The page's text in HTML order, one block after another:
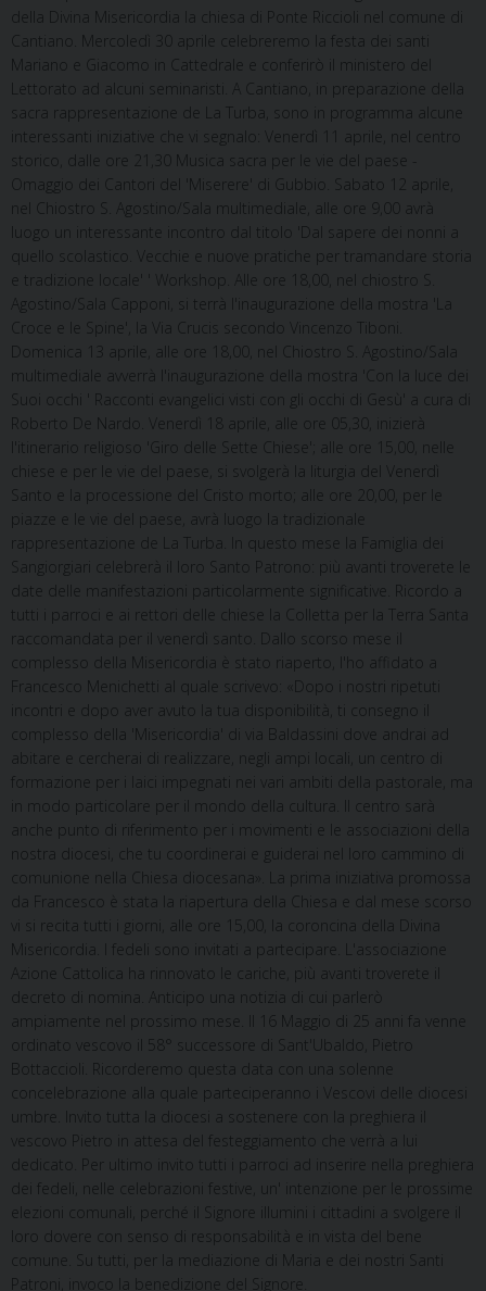
della Divina Misericordia la chiesa di Ponte Riccioli nel comune di
Cantiano. Mercoledì 30 aprile celebreremo la festa dei santi
Mariano e Giacomo in Cattedrale e conferirò il ministero del
Lettorato ad alcuni seminaristi. A Cantiano, in preparazione della
sacra rappresentazione de La Turba, sono in programma alcune
interessanti iniziative che vi segnalo: Venerdì 11 aprile, nel centro
storico, dalle ore 21,30 Musica sacra per le vie del paese -
Omaggio dei Cantori del 'Miserere' di Gubbio. Sabato 12 aprile,
nel Chiostro S. Agostino/Sala multimediale, alle ore 9,00 avrà
luogo un interessante incontro dal titolo 'Dal sapere dei nonni a
quello scolastico. Vecchie e nuove pratiche per tramandare storia
e tradizione locale' ' Workshop. Alle ore 18,00, nel chiostro S.
Agostino/Sala Capponi, si terrà l'inaugurazione della mostra 'La
Croce e le Spine', la Via Crucis secondo Vincenzo Tiboni.
Domenica 13 aprile, alle ore 18,00, nel Chiostro S. Agostino/Sala
multimediale avverrà l'inaugurazione della mostra 'Con la luce dei
Suoi occhi ' Racconti evangelici visti con gli occhi di Gesù' a cura di
Roberto De Nardo. Venerdì 18 aprile, alle ore 05,30, inizierà
l'itinerario religioso 'Giro delle Sette Chiese'; alle ore 15,00, nelle
chiese e per le vie del paese, si svolgerà la liturgia del Venerdì
Santo e la processione del Cristo morto; alle ore 20,00, per le
piazze e le vie del paese, avrà luogo la tradizionale
rappresentazione de La Turba. In questo mese la Famiglia dei
Sangiorgiari celebrerà il loro Santo Patrono: più avanti troverete le
date delle manifestazioni particolarmente significative. Ricordo a
tutti i parroci e ai rettori delle chiese la Colletta per la Terra Santa
raccomandata per il venerdì santo. Dallo scorso mese il
complesso della Misericordia è stato riaperto, l'ho affidato a
Francesco Menichetti al quale scrivevo: «Dopo i nostri ripetuti
incontri e dopo aver avuto la tua disponibilità, ti consegno il
complesso della 'Misericordia' di via Baldassini dove andrai ad
abitare e cercherai di realizzare, negli ampi locali, un centro di
formazione per i laici impegnati nei vari ambiti della pastorale, ma
in modo particolare per il mondo della cultura. Il centro sarà
anche punto di riferimento per i movimenti e le associazioni della
nostra diocesi, che tu coordinerai e guiderai nel loro cammino di
comunione nella Chiesa diocesana». La prima iniziativa promossa
da Francesco è stata la riapertura della Chiesa e dal mese scorso
vi si recita tutti i giorni, alle ore 15,00, la coroncina della Divina
Misericordia. I fedeli sono invitati a partecipare. L'associazione
Azione Cattolica ha rinnovato le cariche, più avanti troverete il
decreto di nomina. Anticipo una notizia di cui parlerò
ampiamente nel prossimo mese. Il 16 Maggio di 25 anni fa venne
ordinato vescovo il 58° successore di Sant'Ubaldo, Pietro
Bottaccioli. Ricorderemo questa data con una solenne
concelebrazione alla quale parteciperanno i Vescovi delle diocesi
umbre. Invito tutta la diocesi a sostenere con la preghiera il
vescovo Pietro in attesa del festeggiamento che verrà a lui
dedicato. Per ultimo invito tutti i parroci ad inserire nella preghiera
dei fedeli, nelle celebrazioni festive, un' intenzione per le prossime
elezioni comunali, perché il Signore illumini i cittadini a svolgere il
loro dovere con senso di responsabilità e in vista del bene
comune. Su tutti, per la mediazione di Maria e dei nostri Santi
Patroni, invoco la benedizione del Signore.